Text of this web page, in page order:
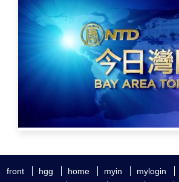
front hgg home myin mylogin